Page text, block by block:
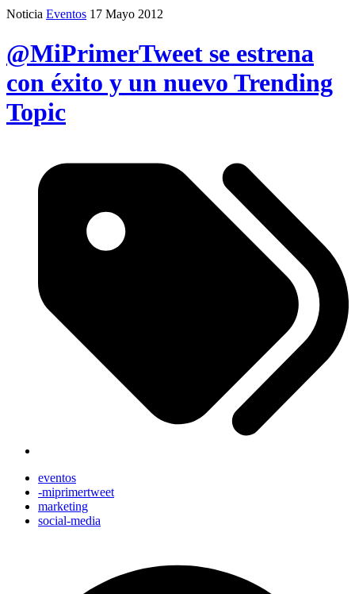
Noticia Eventos 17 Mayo 2012
@MiPrimerTweet se estrena
con éxito y un nuevo Trending
Topic
eventos
-miprimertweet
marketing
social-media